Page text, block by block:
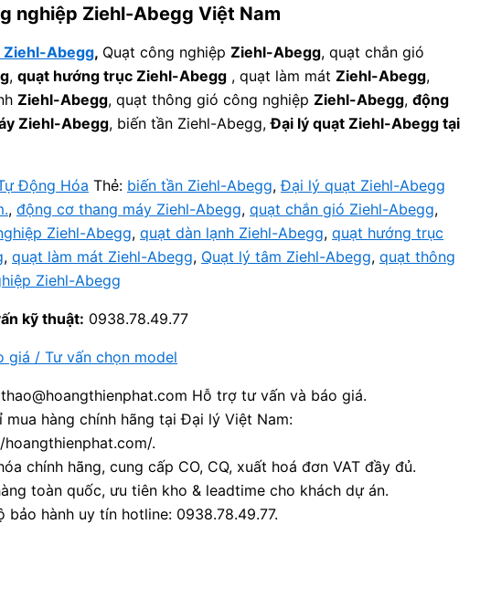
nghiệp Ziehl-Abegg Việt Nam
Ziehl-Abegg, Quạt công nghiệp Ziehl-Abegg, quạt chắn gió
, quạt hướng trục Ziehl-Abegg , quạt làm mát Ziehl-Abegg,
Ziehl-Abegg, quạt thông gió công nghiệp Ziehl-Abegg, động
Ziehl-Abegg, biến tần Ziehl-Abegg,Đại lý quạt Ziehl-Abegg tại
Động Hóa Thẻ: biến tần Ziehl-Abegg,Đại lý quạt Ziehl-Abegg
, động cơ thang máy Ziehl-Abegg, quạt chắn gió Ziehl-Abegg,
Ziehl-Abegg, quạt dàn lạnh Ziehl-Abegg, quạt hướng trục
, quạt làm mát Ziehl-Abegg, Quạt lý tâm Ziehl-Abegg, quạt thông
Ziehl-Abegg
kỹ thuật: 0938.78.49.77
giá / Tư vấn chọn model
Hỗ trợ tư vấn và báo giá.
mua hàng chính hãng tại Đại lý Việt Nam:
.
chính hãng, cung cấp CO, CQ, xuất hoá đơn VAT đầy đủ.
toàn quốc, ưu tiên kho & leadtime cho khách dự án.
bảo hành uy tín hotline: 0938.78.49.77.